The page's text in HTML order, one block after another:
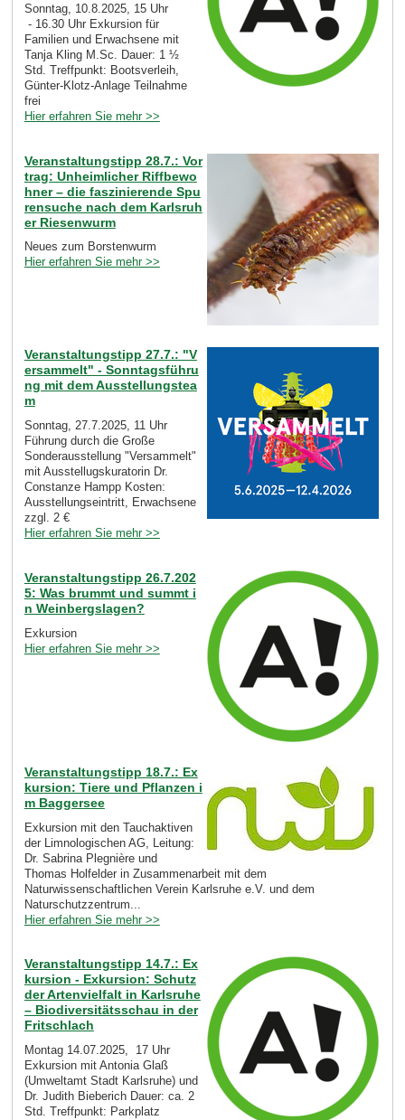
Sonntag, 10.8.2025, 15 Uhr
- 16.30 Uhr Exkursion für
Familien und Erwachsene mit
Tanja Kling M.Sc. Dauer: 1 ½
Std. Treffpunkt: Bootsverleih,
Günter-Klotz-Anlage Teilnahme
frei
Hier erfahren Sie mehr >>
Veranstaltungstipp 28.7.: Vor
trag: Unheimlicher Riffbewo
hner – die faszinierende Spu
rensuche nach dem Karlsruh
er Riesenwurm
Neues zum Borstenwurm
Hier erfahren Sie mehr >>
Veranstaltungstipp 27.7.: "V
ersammelt" - Sonntagsführu
ng mit dem Ausstellungstea
m
Sonntag, 27.7.2025, 11 Uhr
Führung durch die Große
Sonderausstellung "Versammelt"
mit Ausstellugskuratorin Dr.
Constanze Hampp Kosten:
Ausstellungseintritt, Erwachsene
zzgl. 2 €
Hier erfahren Sie mehr >>
Veranstaltungstipp 26.7.202
5: Was brummt und summt i
n Weinbergslagen?
Exkursion
Hier erfahren Sie mehr >>
Veranstaltungstipp 18.7.: Ex
kursion: Tiere und Pflanzen i
m Baggersee
Exkursion mit den Tauchaktiven
der Limnologischen AG, Leitung:
Dr. Sabrina Plegnière und
Thomas Holfelder in Zusammenarbeit mit dem
Naturwissenschaftlichen Verein Karlsruhe e.V. und dem
Naturschutzzentrum...
Hier erfahren Sie mehr >>
Veranstaltungstipp 14.7.: Ex
kursion - Exkursion: Schutz
der Artenvielfalt in Karlsruhe
– Biodiversitätsschau in der
Fritschlach
Montag 14.07.2025, 17 Uhr
Exkursion mit Antonia Glaß
(Umweltamt Stadt Karlsruhe) und
Dr. Judith Bieberich Dauer: ca. 2
Std. Treffpunkt: Parkplatz